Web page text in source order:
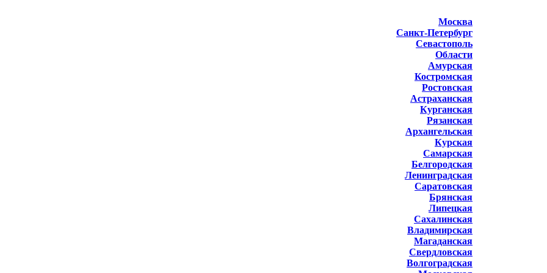
Москва
Санкт-Петербург
Севастополь
Области
Амурская
Костромская
Ростовская
Астраханская
Курганская
Рязанская
Архангельская
Курская
Самарская
Белгородская
Ленинградская
Саратовская
Брянская
Липецкая
Сахалинская
Владимирская
Магаданская
Свердловская
Волгоградская